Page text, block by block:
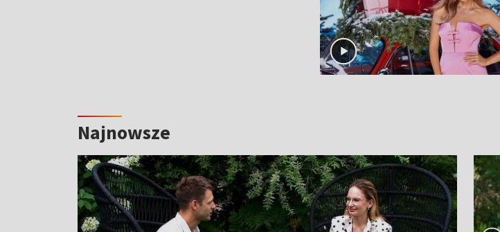
Najnowsze